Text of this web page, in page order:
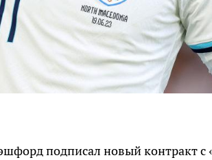
подписал новый контракт с